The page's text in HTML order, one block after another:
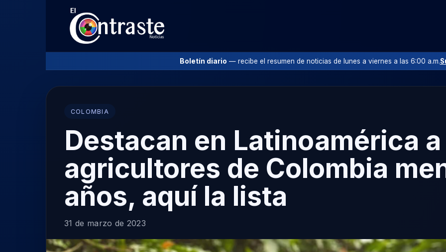
Boletín diario — recibe el resumen de noticias de lunes a viernes a las 6:00 a.m.
COLOMBIA
Destacan en Latinoamérica a
agricultores de Colombia
años, aquí la lista
31 de marzo de 2023